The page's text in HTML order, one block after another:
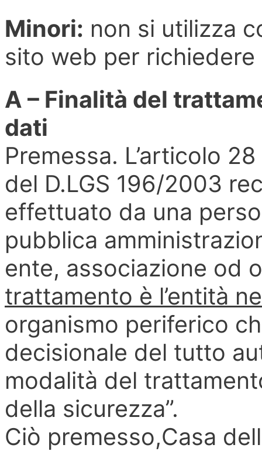
Minori: non si utilizza
sito web per
A – Finalità del
dati
Premessa. L’articolo
del D.LGS 196/2003
effettuato da una
pubblica
ente, associazione od
trattamento è l’entità
organismo periferico
decisionale del tutto
modalità del
della sicurezza”.
Ciò premesso,Casa